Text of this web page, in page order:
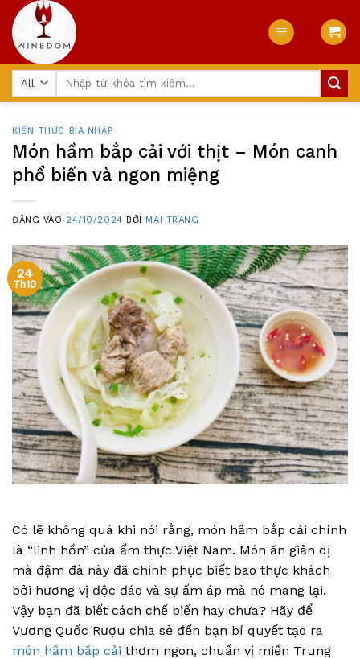
Skip
content
KIẾN THỨC BIA NHẬP
Món hầm bắp cải với thịt – Món canh
phổ biến và ngon miệng
ĐĂNG VÀO 24/10/2024 BỞI MAI TRANG
24
Th10
Có lẽ không quá khi nói rằng, món hầm bắp cải chính
là “linh hồn” của ẩm thực Việt Nam. Món ăn giản dị
mà đậm đà này đã chinh phục biết bao thực khách
bởi hương vị độc đáo và sự ấm áp mà nó mang lại.
Vậy bạn đã biết cách chế biến hay chưa? Hãy để
Vương Quốc Rượu chia sẻ đến bạn bí quyết tạo ra
món hầm bắp cải thơm ngon, chuẩn vị miền Trung